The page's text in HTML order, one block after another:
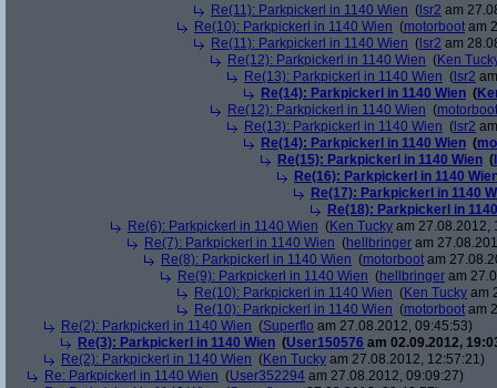
Re(11): Parkpickerl in 1140 Wien ( lsr2 am
Re(10): Parkpickerl in 1140 Wien (motorboot am
Re(11): Parkpickerl in 1140 Wien ( lsr2 am
Re(12): Parkpickerl in 1140 Wien (Ken
Re(13): Parkpickerl in 1140 Wien ( lsr2
Re(14): Parkpickerl in 1140 Wien (
Re(12): Parkpickerl in 1140 Wien (motorboot
Re(13): Parkpickerl in 1140 Wien ( lsr2
Re(14): Parkpickerl in 1140 Wien (
Re(15): Parkpickerl in 1140 Wien (
Re(16): Parkpickerl in 1140
Re(17): Parkpickerl in 1140
Re(18): Parkpickerl in
Re(6): Parkpickerl in 1140 Wien (Ken Tucky am 27.08.2012,
Re(7): Parkpickerl in 1140 Wien (hellbringer am
Re(8): Parkpickerl in 1140 Wien (motorboot am
Re(9): Parkpickerl in 1140 Wien (hellbringer am
Re(10): Parkpickerl in 1140 Wien (Ken Tucky am
Re(10): Parkpickerl in 1140 Wien (motorboot am
Re(2): Parkpickerl in 1140 Wien (Superflo am 27.08.2012, 09:45:53)
Re(3): Parkpickerl in 1140 Wien (User150576 am 02.09.2012,
Re(2): Parkpickerl in 1140 Wien (Ken Tucky am 27.08.2012, 12:57:21)
Re: Parkpickerl in 1140 Wien (User352294 am 27.08.2012, 09:09:27)